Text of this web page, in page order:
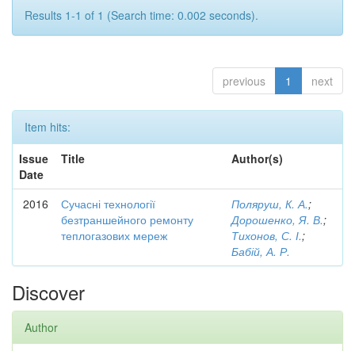
Results 1-1 of 1 (Search time: 0.002 seconds).
previous 1 next
Item hits:
Issue
Date
Title Author(s)
2016
Сучасні технології
безтраншейного ремонту
теплогазових мереж
Поляруш, К. А.;
Дорошенко, Я. В.;
Тихонов, С. І.;
Бабій, А. Р.
Discover
Author